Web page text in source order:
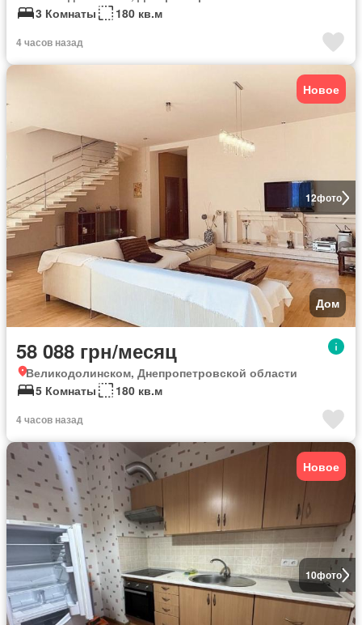
3 Комнаты
180 кв.м
4 часов назад
12фото
Новое
Дом
58 088 грн/месяц
Великодолинском, Днепропетровской области
5 Комнаты
180 кв.м
4 часов назад
10фото
Новое